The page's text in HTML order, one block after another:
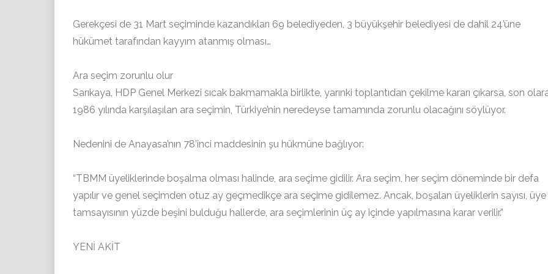
Gerekçesi de 31 Mart seçiminde kazandıkları 69 belediyeden, 3 büyükşehir belediyesi de dahil 24’üne
hükümet tarafından kayyım atanmış olması…
Ara seçim zorunlu olur
Sarıkaya, HDP Genel Merkezi sıcak bakmamakla birlikte, yarınki toplantıdan çekilme kararı çıkarsa, son
1986 yılında karşılaşılan ara seçimin, Türkiye’nin neredeyse tamamında zorunlu olacağını söylüyor.
Nedenini de Anayasa’nın 78’inci maddesinin şu hükmüne bağlıyor:
“TBMM üyeliklerinde boşalma olması halinde, ara seçime gidilir. Ara seçim, her seçim döneminde bir defa
yapılır ve genel seçimden otuz ay geçmedikçe ara seçime gidilemez. Ancak, boşalan üyeliklerin sayısı, üye
tamsayısının yüzde beşini bulduğu hallerde, ara seçimlerinin üç ay içinde yapılmasına karar verilir.”
YENİ AKİT